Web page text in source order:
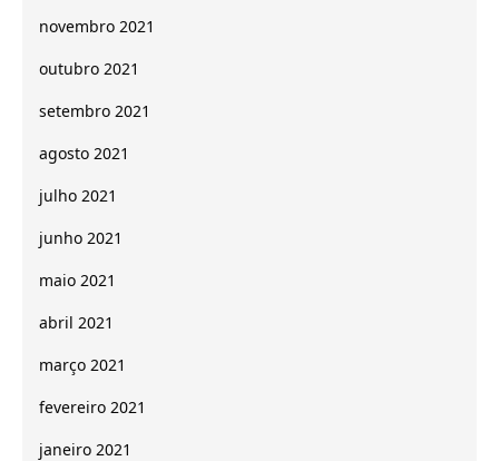
novembro 2021
outubro 2021
setembro 2021
agosto 2021
julho 2021
junho 2021
maio 2021
abril 2021
março 2021
fevereiro 2021
janeiro 2021